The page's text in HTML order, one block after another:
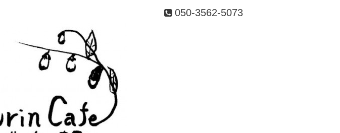
050-3562-5073